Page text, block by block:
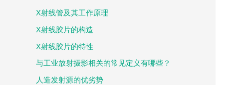
X射线管及其工作原理
X射线胶片的构造
X射线胶片的特性
与工业放射摄影相关的常见定义有哪些？
人造发射源的优劣势